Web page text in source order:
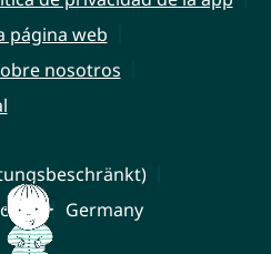
página web
nosotros
Germany